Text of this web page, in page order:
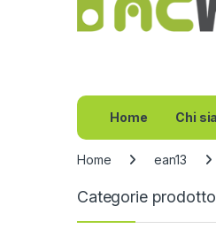
Home Chi
Home ean13
Categorie prodotto